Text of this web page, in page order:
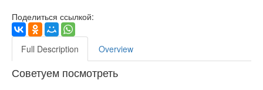
Поделиться ссылкой:
Full Description Overview
Советуем посмотреть